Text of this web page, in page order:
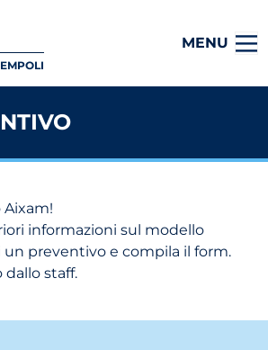
MENU
informazioni sul modello
preventivo e compila il form.
dallo staff.